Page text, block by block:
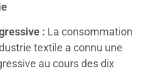
: La consommation
textile a connu une
au cours des dix